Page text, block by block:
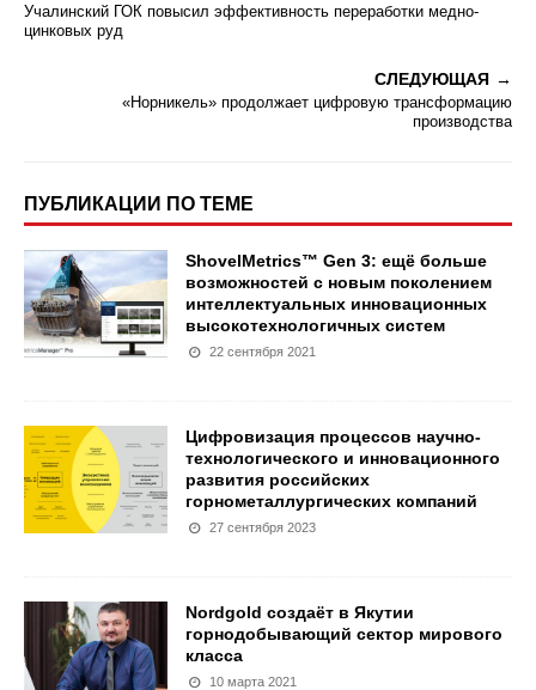
Учалинский ГОК повысил эффективность переработки медно-
цинковых руд
СЛЕДУЮЩАЯ
«Норникель» продолжает цифровую трансформацию
производства
ПУБЛИКАЦИИ ПО ТЕМЕ
ShovelMetrics™ Gen 3: ещё больше
возможностей с новым поколением
интеллектуальных инновационных
высокотехнологичных систем
22 сентября 2021
Цифровизация процессов научно-
технологического и инновационного
развития российских
горнометаллургических компаний
27 сентября 2023
Nordgold создаёт в Якутии
горнодобывающий сектор мирового
класса
10 марта 2021